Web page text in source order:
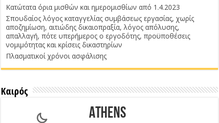
Κατώτατα όρια μισθών και ημερομισθίων από 1.4.2023
Σπουδαίος λόγος καταγγελίας συμβάσεως εργασίας, χωρίς
αποζημίωση, αιτιώδης δικαιοπραξία, λόγος απόλυσης,
απαλλαγή, πότε υπερήμερος ο εργοδότης, προϋποθέσεις
νομιμότητας και κρίσεις δικαστηρίων
Πλασματικοί χρόνοι ασφάλισης
Καιρός
Athens